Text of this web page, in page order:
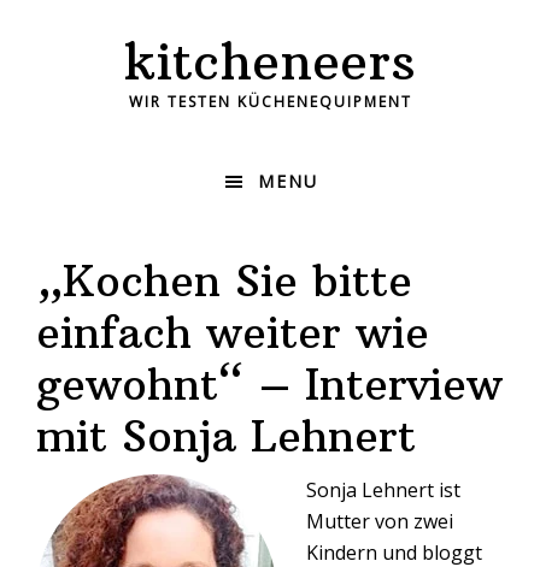
kitcheneers
WIR TESTEN KÜCHENEQUIPMENT
MENU
„Kochen Sie bitte
einfach weiter wie
gewohnt“ – Interview
mit Sonja Lehnert
Sonja Lehnert ist
Mutter von zwei
Kindern und bloggt